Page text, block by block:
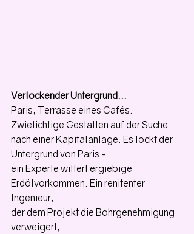
Verlockender Untergrund...
Paris, Terrasse eines Cafés.
Zwielichtige Gestalten auf der Suche
nach einer Kapitalanlage. Es lockt der
Untergrund von Paris -
ein Experte wittert ergiebige
Erdölvorkommen. Ein renitenter
Ingenieur,
der dem Projekt die Bohrgenehmigung
verweigert,